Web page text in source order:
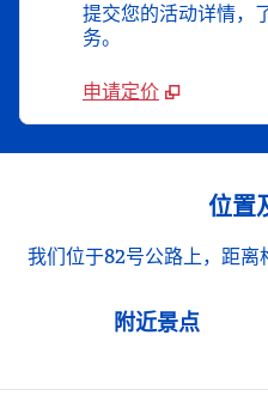
提交您的活动详情，
务。
申请定价
位置
我们位于82号公路上，距离
附近景点